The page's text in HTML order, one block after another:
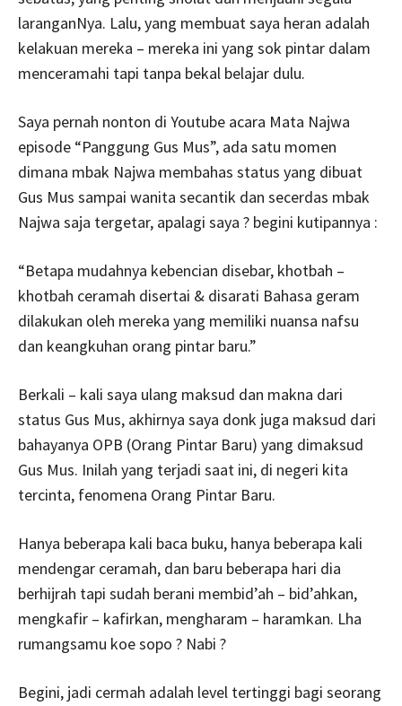
laranganNya. Lalu, yang membuat saya heran adalah
kelakuan mereka – mereka ini yang sok pintar dalam
menceramahi tapi tanpa bekal belajar dulu.
Saya pernah nonton di Youtube acara Mata Najwa
episode “Panggung Gus Mus”, ada satu momen
dimana mbak Najwa membahas status yang dibuat
Gus Mus sampai wanita secantik dan secerdas mbak
Najwa saja tergetar, apalagi saya ? begini kutipannya :
“Betapa mudahnya kebencian disebar, khotbah –
khotbah ceramah disertai & disarati Bahasa geram
dilakukan oleh mereka yang memiliki nuansa nafsu
dan keangkuhan orang pintar baru.”
Berkali – kali saya ulang maksud dan makna dari
status Gus Mus, akhirnya saya donk juga maksud dari
bahayanya OPB (Orang Pintar Baru) yang dimaksud
Gus Mus. Inilah yang terjadi saat ini, di negeri kita
tercinta, fenomena Orang Pintar Baru.
Hanya beberapa kali baca buku, hanya beberapa kali
mendengar ceramah, dan baru beberapa hari dia
berhijrah tapi sudah berani membid’ah – bid’ahkan,
mengkafir – kafirkan, mengharam – haramkan. Lha
rumangsamu koe sopo ? Nabi ?
Begini, jadi cermah adalah level tertinggi bagi seorang